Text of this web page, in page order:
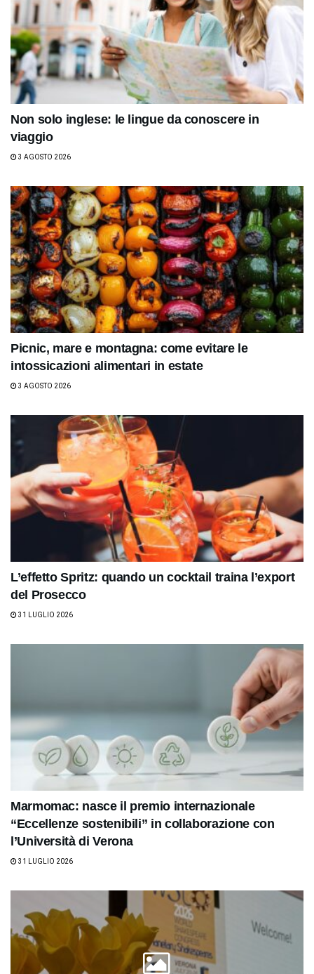
Non solo inglese: le lingue da conoscere in
viaggio
3 AGOSTO 2026
Picnic, mare e montagna: come evitare le
intossicazioni alimentari in estate
3 AGOSTO 2026
L’effetto Spritz: quando un cocktail traina l’export
del Prosecco
31 LUGLIO 2026
Marmomac: nasce il premio internazionale
“Eccellenze sostenibili” in collaborazione con
l’Università di Verona
31 LUGLIO 2026